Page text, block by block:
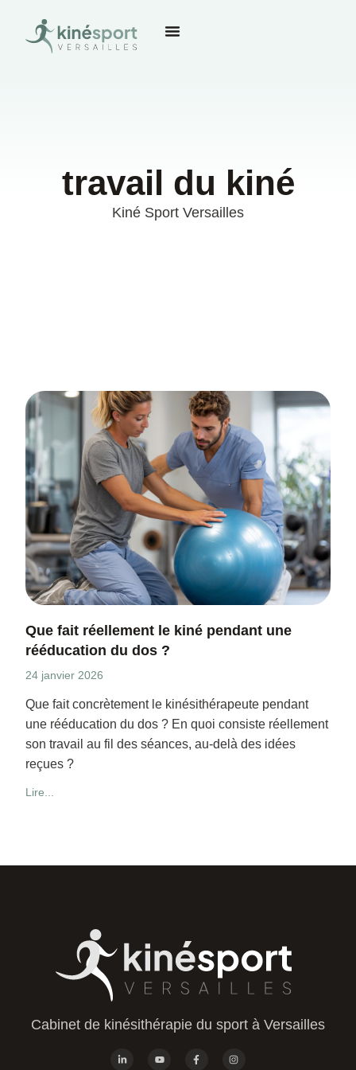
travail du kiné
Kiné Sport Versailles
Que fait réellement le kiné pendant une
rééducation du dos ?
24 janvier 2026
Que fait concrètement le kinésithérapeute pendant
une rééducation du dos ? En quoi consiste réellement
son travail au fil des séances, au-delà des idées
reçues ?
Lire...
Cabinet de kinésithérapie du sport à Versailles